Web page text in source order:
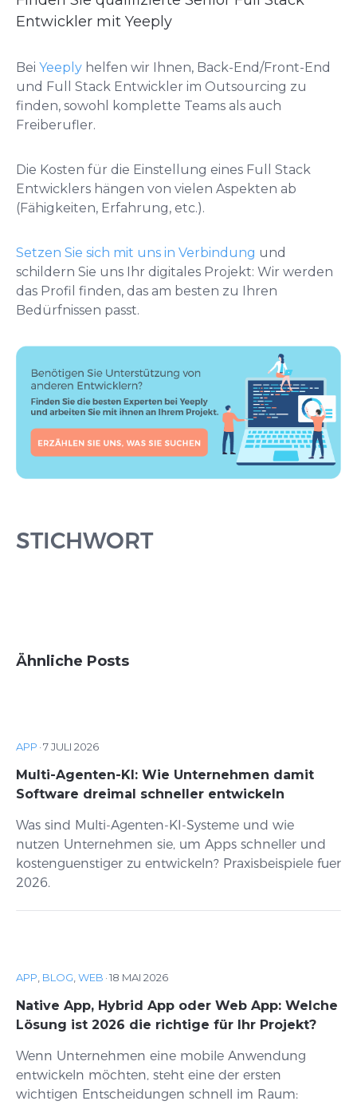
Entwickler mit Yeeply
Bei Yeeply helfen wir Ihnen, Back-End/Front-End
und Full Stack Entwickler im Outsourcing zu
finden, sowohl komplette Teams als auch
Freiberufler.
Die Kosten für die Einstellung eines Full Stack
Entwicklers hängen von vielen Aspekten ab
(Fähigkeiten, Erfahrung, etc.).
Setzen Sie sich mit uns in Verbindung und
schildern Sie uns Ihr digitales Projekt: Wir werden
das Profil finden, das am besten zu Ihren
Bedürfnissen passt.
STICHWORT
Ähnliche Posts
APP ·7 JULI 2026
Multi-Agenten-KI: Wie Unternehmen damit
Software dreimal schneller entwickeln
Was sind Multi-Agenten-KI-Systeme und wie
nutzen Unternehmen sie, um Apps schneller und
kostenguenstiger zu entwickeln? Praxisbeispiele fuer
2026.
APP, BLOG,WEB ·18 MAI 2026
Native App, Hybrid App oder Web App: Welche
Lösung ist 2026 die richtige für Ihr Projekt?
Wenn Unternehmen eine mobile Anwendung
entwickeln möchten, steht eine der ersten
wichtigen Entscheidungen schnell im Raum: